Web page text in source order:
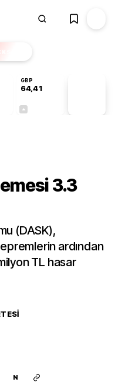
GBP
64,41
3.3
(DASK),
ardından
TL hasar
N